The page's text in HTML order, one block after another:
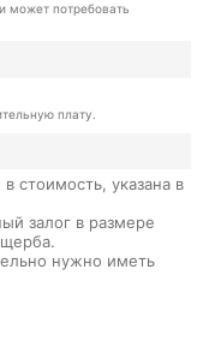
может потребовать
плату.
стоимость, указана в
залог в размере
нужно иметь